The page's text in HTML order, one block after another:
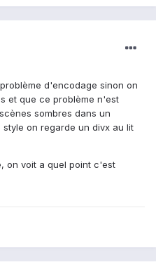
d'encodage sinon on
et que ce problème n'est
sombres dans un
on regarde un divx au lit
on voit a quel point c'est